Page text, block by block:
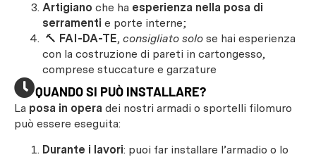
Artigiano che ha esperienza nella posa di
serramenti e porte interne;
🔨 FAI-DA-TE, consigliato solo se hai esperienza
con la costruzione di pareti in cartongesso,
comprese stuccature e garzature
QUANDO SI PUÒ INSTALLARE?
La posa in opera dei nostri armadi o sportelli filomuro
può essere eseguita:
Durante i lavori: puoi far installare l’armadio o lo